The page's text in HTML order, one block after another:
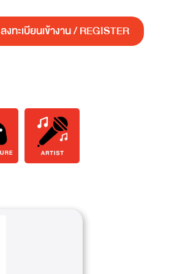
ลงทะเบียนเข้างาน / REGISTER